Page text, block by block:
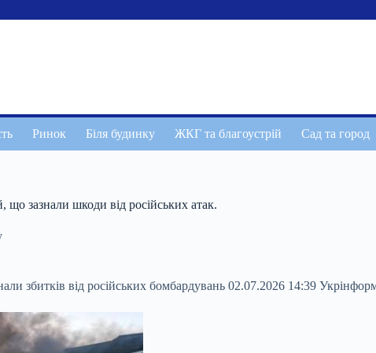
Ринок Біля будинку ЖКГ та благоустрій Сад та город
що зазнали шкоди від російських атак.
збитків від російських бомбардувань 02.07.2026 14:39